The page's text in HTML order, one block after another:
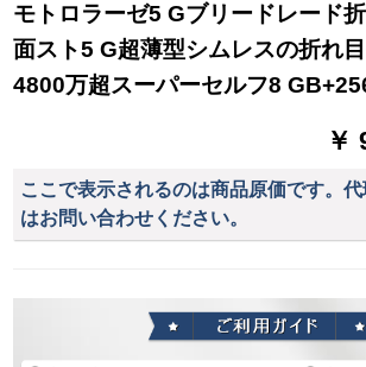
モトロラーゼ5 Gブリードレード
面スト5 G超薄型シムレスの折れ
4800万超スーパーセルフ8
￥
ここで表示されるのは商品原価です。
はお問い合わせください。